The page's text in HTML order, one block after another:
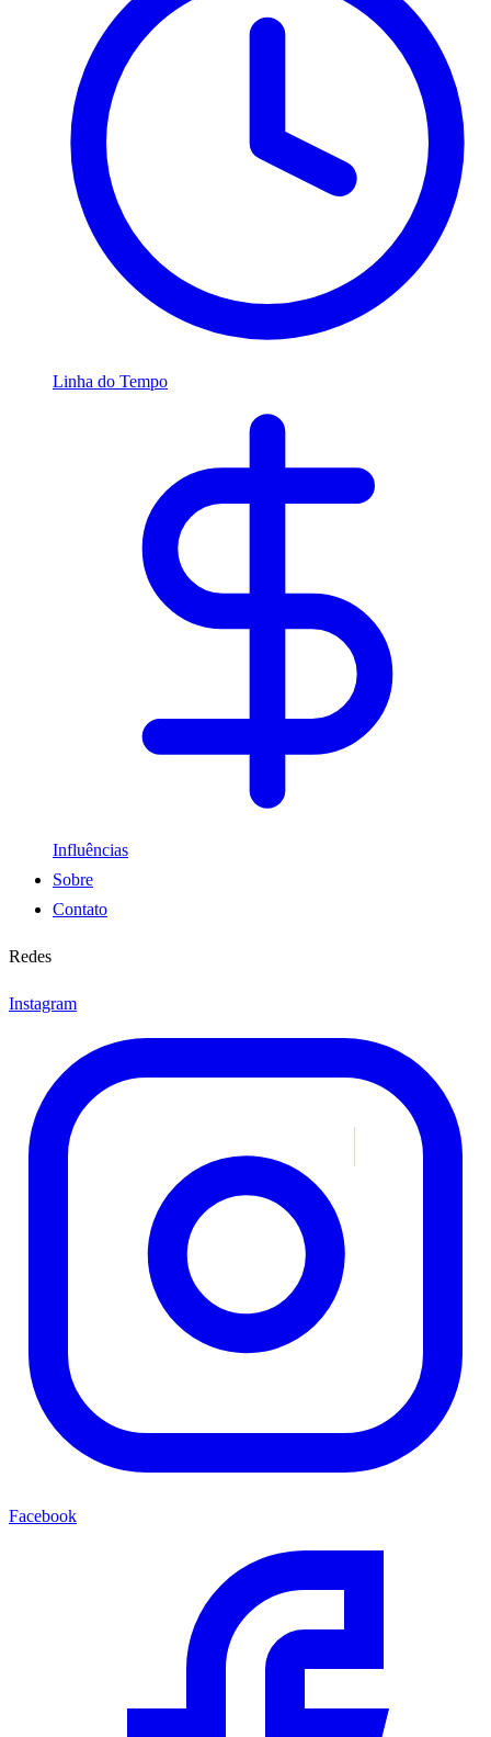
Linha do Tempo
Influências
Sobre
Contato
Redes
Instagram
Facebook